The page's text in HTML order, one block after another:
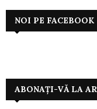
NOI PE FACEBOOK
ABONAȚI-VĂ LA